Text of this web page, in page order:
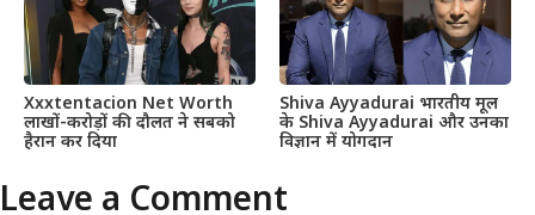
Xxxtentacion Net Worth
लाखों-करोड़ों की दौलत ने सबको
हैरान कर दिया
Shiva Ayyadurai भारतीय मूल
के Shiva Ayyadurai और उनका
विज्ञान में योगदान
Leave a Comment